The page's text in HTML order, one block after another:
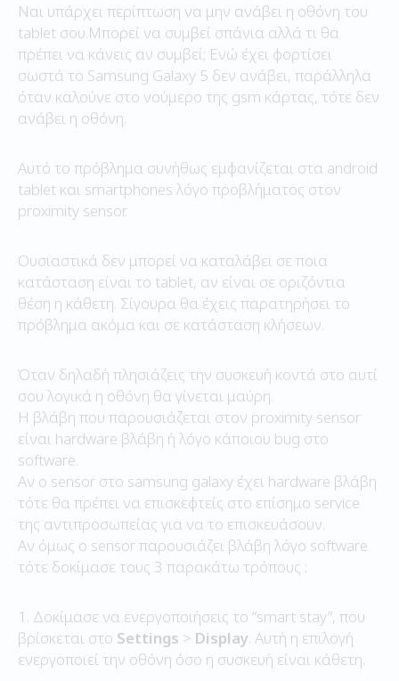
Ναι υπάρχει περίπτωση να μην ανάβει η οθόνη του
tablet σου.Μπορεί να συμβεί σπάνια αλλά τι θα
πρέπει να κάνεις αν συμβεί; Eνώ έχει φορτίσει
σωστά το Samsung Galaxy 5 δεν ανάβει, παράλληλα
όταν καλούνε στο νούμερο της gsm κάρτας, τότε δεν
ανάβει η οθόνη.
Αυτό το πρόβλημα συνήθως εμφανίζεται στα android
tablet και smartphones λόγο προβλήματος στον
proximity sensor.
Ουσιαστικά δεν μπορεί να καταλάβει σε ποια
κατάσταση είναι το tablet, αν είναι σε οριζόντια
θέση η κάθετη. Σίγουρα θα έχεις παρατηρήσει το
πρόβλημα ακόμα και σε κατάσταση κλήσεων.
Όταν δηλαδή πλησιάζεις την συσκευή κοντά στο αυτί
σου λογικά η οθόνη θα γίνεται μαύρη.
Η βλάβη που παρουσιάζεται στον proximity sensor
είναι hardware βλάβη ή λόγο κάποιου bug στο
software.
Αν ο sensor στο samsung galaxy έχει hardware βλάβη
τότε θα πρέπει να επισκεφτείς στο επίσημο service
της αντιπροσωπείας για να το επισκευάσουν.
Αν όμως ο sensor παρουσιάζει βλάβη λόγο software
τότε δοκίμασε τους 3 παρακάτω τρόπους :
1. Δοκίμασε να ενεργοποιήσεις το “smart stay”, που
βρίσκεται στο Settings > Display. Αυτή η επιλογή
ενεργοποιεί την οθόνη όσο η συσκευή είναι κάθετη.